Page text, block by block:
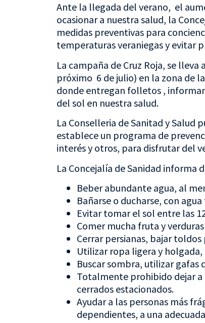
Ante la llegada del verano, el
ocasionar a nuestra salud, la
medidas preventivas para
temperaturas veraniegas y evitar
La campaña de Cruz Roja, se
próximo 6 de julio) en la zona de
donde entregan folletos ,
del sol en nuestra salud.
La Conselleria de Sanitad y Salud
establece un programa de
interés y otros, para disfrutar del
La Concejalía de Sanidad informa
Beber abundante agua, al
Bañarse o ducharse, con
Evitar tomar el sol entre las
Comer mucha fruta y
Cerrar persianas, bajar
Utilizar ropa ligera y
Buscar sombra, utilizar gafas
Totalmente prohibido dejar a
cerrados estacionados.
Ayudar a las personas más
dependientes, a una